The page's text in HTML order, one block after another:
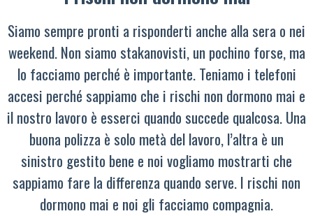
Siamo sempre pronti a risponderti anche alla sera o nei
weekend. Non siamo stakanovisti, un pochino forse, ma
lo facciamo perché è importante. Teniamo i telefoni
accesi perché sappiamo che i rischi non dormono mai e
il nostro lavoro è esserci quando succede qualcosa. Una
buona polizza è solo metà del lavoro, l’altra è un
sinistro gestito bene e noi vogliamo mostrarti che
sappiamo fare la differenza quando serve. I rischi non
dormono mai e noi gli facciamo compagnia.